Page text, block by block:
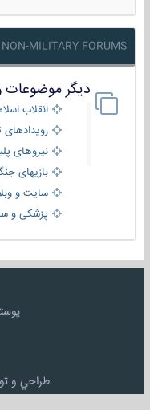
NON-MILITARY FORUMS - سایر بخشها
دیگر موضوعات
انقلاب اسلامی
رویدادهای
نیروهای
بازیهای جنگی
سایت و
پزشکی و
پوسته
طراحي و